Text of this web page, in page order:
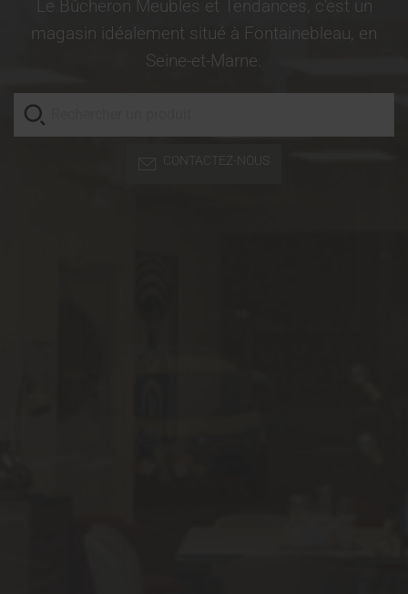
Le Bûcheron Meubles et Tendances, c’est un
magasin idéalement situé à Fontainebleau, en
Seine-et-Marne.
CONTACTEZ-NOUS